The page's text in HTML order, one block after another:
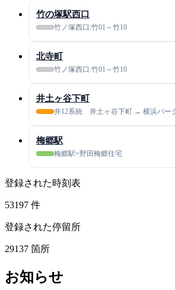
竹の塚駅西口
竹ノ塚西口:竹01～竹10
北寺町
竹ノ塚西口:竹01～竹10
井土ヶ谷下町
井12系統 井土ヶ谷下町 → 横浜パー
梅郷駅
梅郷駅=野田梅郷住宅
登録された時刻表
53197 件
登録された停留所
29137 箇所
お知らせ